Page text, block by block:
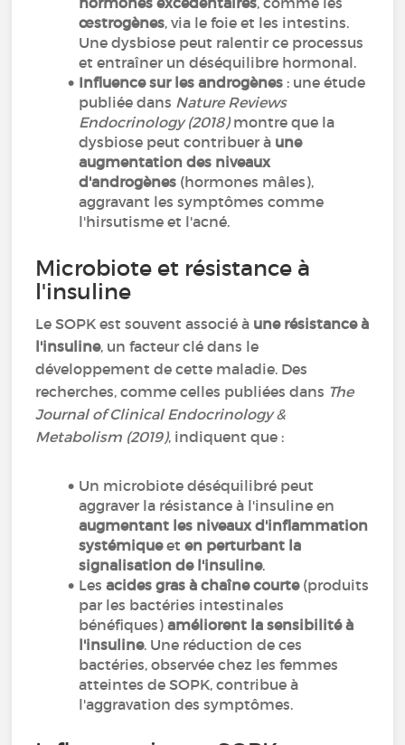
œstrogènes, via le foie et les intestins.
Une dysbiose peut ralentir ce processus
et entraîner un déséquilibre hormonal.
Influence sur les androgènes : une étude
publiée dans Nature Reviews
Endocrinology (2018)montre que la
dysbiose peut contribuer à une
augmentation des niveaux
d'androgènes (hormones mâles),
aggravant les symptômes comme
l'hirsutisme et l'acné.
Microbiote et résistance à
l'insuline
Le SOPK est souvent associé à une résistance à
l'insuline, un facteur clé dans le
développement de cette maladie. Des
recherches, comme celles publiées dans The
Journal of Clinical Endocrinology &
Metabolism (2019), indiquent que :
Un microbiote déséquilibré peut
aggraver la résistance à l'insuline en
augmentant les niveaux d'inflammation
systémiqueeten perturbant la
signalisation de l'insuline.
Lesacides gras à chaîne courte(produits
par les bactéries intestinales
bénéfiques) améliorent la sensibilité à
l'insuline. Une réduction de ces
bactéries, observée chez les femmes
atteintes de SOPK, contribue à
l'aggravation des symptômes.